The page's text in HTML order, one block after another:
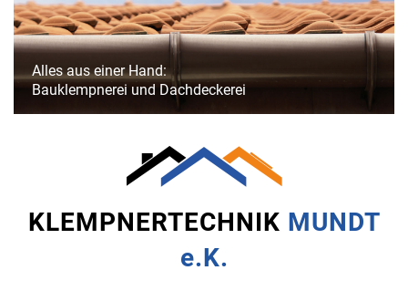
Alles aus einer Hand:
Bauklempnerei und Dachdeckerei
KLEMPNERTECHNIK MUNDT
e.K.